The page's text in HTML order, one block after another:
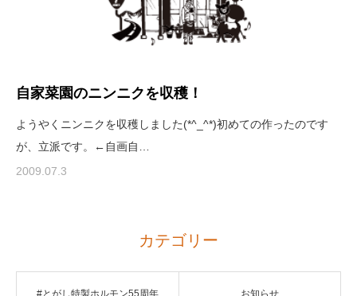
自家菜園のニンニクを収穫！
ようやくニンニクを収穫しました(*^_^*)初めての作ったのです
が、立派です。←自画自…
2009.07.3
カテゴリー